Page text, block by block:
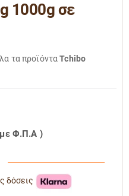
1000g σε
τα προϊόνταTchibo
με Φ.Π.Α )
δόσεις